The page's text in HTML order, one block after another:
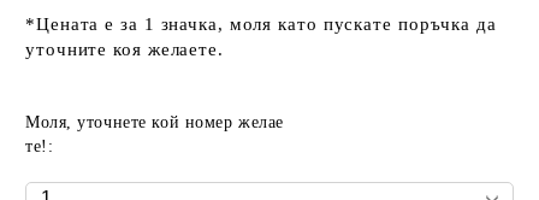
*Цената е за 1 значка, моля като пускате поръчка да
уточните коя желаете.
Моля, уточнете кой номер желае
те!: